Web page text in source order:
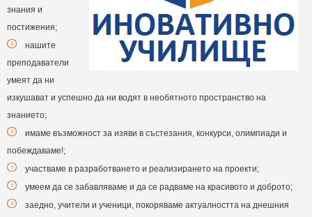
знания и
постижения;
нашите
преподаватели
умеят да ни
изкушават и успешно да ни водят в необятното пространство на
знанието;
имаме възможност за изяви в състезания, конкурси, олимпиади и
побеждаваме!;
участваме в разработването и реализирането на проекти;
умеем да се забавляваме и да се радваме на красивото и доброто;
заедно, учители и ученици, покоряваме актуалността на днешния